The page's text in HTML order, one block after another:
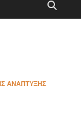
ΑΝΆΠΤΥΞΗΣ